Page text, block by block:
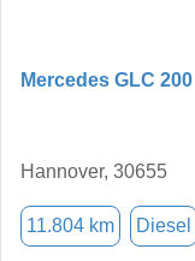
Mercedes GLC 200
Hannover, 30655
11.804 km Diesel